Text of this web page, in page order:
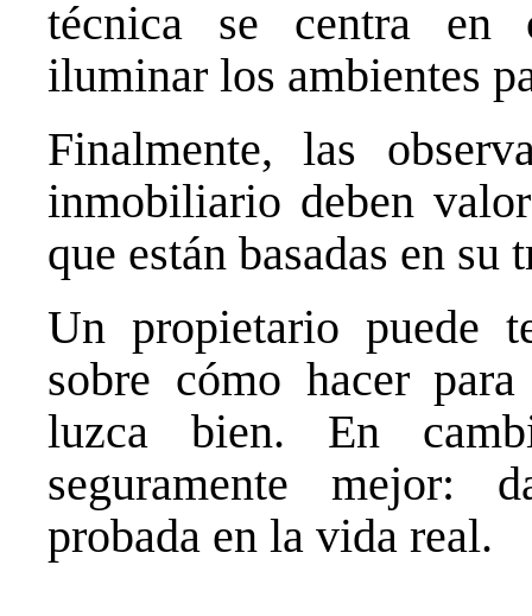
técnica se centra en
iluminar los ambientes
Finalmente, las
inmobiliario deben
que están basadas en
Un propietario puede
sobre cómo hacer
luzca bien. En
seguramente mejor:
probada en la vida real.